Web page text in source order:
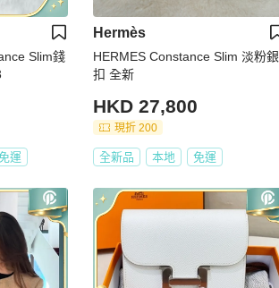
Slim錢
運
Hermès
HERMES Constance Slim 淡粉銀
扣 全新
HKD 27,800
現折 200
全新品 本地 免運